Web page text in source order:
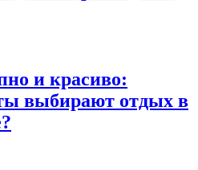
и красиво:
выбирают отдых в